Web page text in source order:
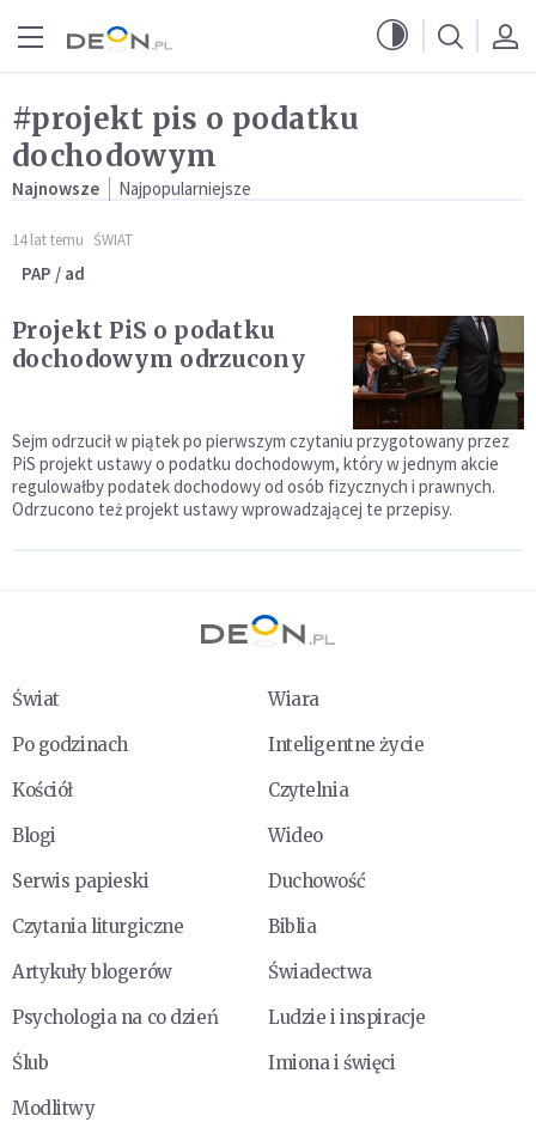
#projekt pis o podatku
dochodowym
Najnowsze Najpopularniejsze
14 lat temu ŚWIAT
PAP / ad
Projekt PiS o podatku
dochodowym odrzucony
Sejm odrzucił w piątek po pierwszym czytaniu przygotowany przez
PiS projekt ustawy o podatku dochodowym, który w jednym akcie
regulowałby podatek dochodowy od osób fizycznych i prawnych.
Odrzucono też projekt ustawy wprowadzającej te przepisy.
Świat
Wiara
Po godzinach
Inteligentne życie
Kościół
Czytelnia
Blogi
Wideo
Serwis papieski
Duchowość
Czytania liturgiczne
Biblia
Artykuły blogerów
Świadectwa
Psychologia na co dzień
Ludzie i inspiracje
Ślub
Imiona i święci
Modlitwy